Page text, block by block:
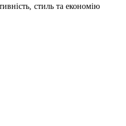
стиль та економію